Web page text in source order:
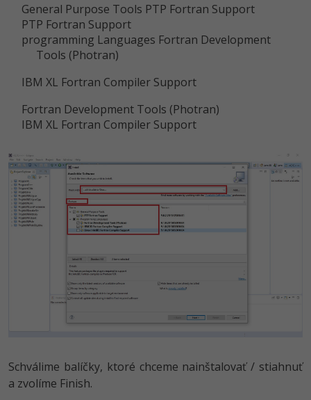
General Purpose Tools PTP Fortran Support
PTP Fortran Support
programming Languages Fortran Development
Tools (Photran)
IBM XL Fortran Compiler Support
Fortran Development Tools (Photran)
IBM XL Fortran Compiler Support
Schválime balíčky, ktoré chceme nainštalovať / stiahnuť
a zvolíme Finish.